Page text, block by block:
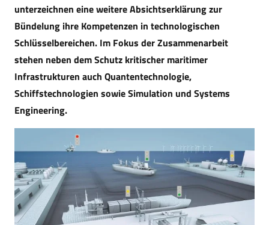
unterzeichnen eine weitere Absichtserklärung zur
Bündelung ihre Kompetenzen in technologischen
Schlüsselbereichen. Im Fokus der Zusammenarbeit
stehen neben dem Schutz kritischer maritimer
Infrastrukturen auch Quantentechnologie,
Schiffstechnologien sowie Simulation und Systems
Engineering.